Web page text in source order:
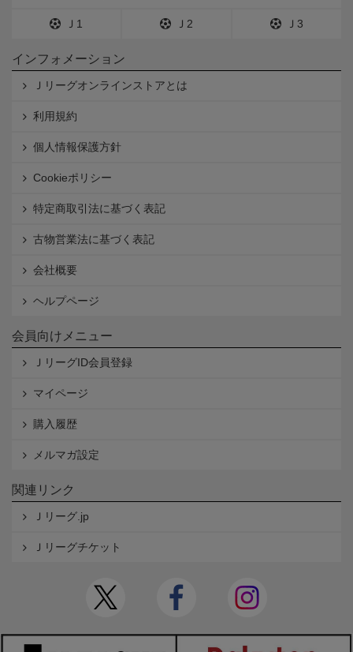
Ｊ1 Ｊ2 Ｊ3
インフォメーション
Ｊリーグオンラインストアとは
利用規約
個人情報保護方針
Cookieポリシー
特定商取引法に基づく表記
古物営業法に基づく表記
会社概要
ヘルプページ
会員向けメニュー
ＪリーグID会員登録
マイページ
購入履歴
メルマガ設定
関連リンク
Ｊリーグ.jp
Ｊリーグチケット